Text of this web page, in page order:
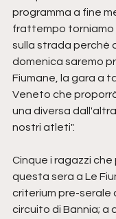
programma a fine
frattempo torniamo
sulla strada perchè
domenica saremo
Fiumane, la gara a
Veneto che
una diversa
nostri atleti".
Cinque i ragazzi
questa sera a Le
criterium pre-serale
circuito di Bannia; a